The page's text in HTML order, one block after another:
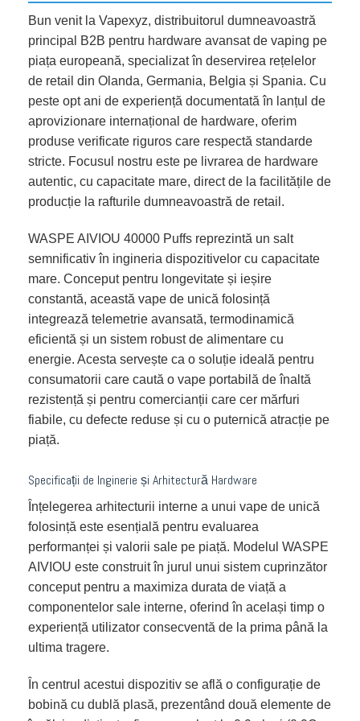
gust de pasiune de fruct,Vape-uri de unică folosință cu gust de piersică,
Vape-uri de unică folosință cu gust de ananas,Vape-uri de unică folosință
cu gust de zmeură,Vape reîncărcabile,Vape-uri de unică folosință cu gust
de Red Bull ,Vape de Unică Folosință cu Gust de Căpșuni,Magazin de Vape
By Puffs
, Vape-uri de unică folosință cu gust de pepene verde
Bun venit la Vapexyz, distribuitorul dumneavoastră
principal B2B pentru hardware avansat de vaping pe
piața europeană, specializat în deservirea rețelelor
de retail din Olanda, Germania, Belgia și Spania. Cu
peste opt ani de experiență documentată în lanțul de
aprovizionare internațional de hardware, oferim
produse verificate riguros care respectă standarde
stricte. Focusul nostru este pe livrarea de hardware
autentic, cu capacitate mare, direct de la facilitățile de
producție la rafturile dumneavoastră de retail.
WASPE AIVIOU 40000 Puffs reprezintă un salt
semnificativ în ingineria dispozitivelor cu capacitate
mare. Conceput pentru longevitate și ieșire
constantă, această vape de unică folosință
integrează telemetrie avansată, termodinamică
eficientă și un sistem robust de alimentare cu
energie. Acesta servește ca o soluție ideală pentru
consumatorii care caută o vape portabilă de înaltă
rezistență și pentru comercianții care cer mărfuri
fiabile, cu defecte reduse și cu o puternică atracție pe
piață.
Specificații de Inginerie și Arhitectură Hardware
Înțelegerea arhitecturii interne a unui vape de unică
folosință este esențială pentru evaluarea
performanței și valorii sale pe piață. Modelul WASPE
AIVIOU este construit în jurul unui sistem cuprinzător
conceput pentru a maximiza durata de viață a
componentelor sale interne, oferind în același timp o
experiență utilizator consecventă de la prima până la
ultima tragere.
În centrul acestui dispozitiv se află o configurație de
bobină cu dublă plasă, prezentând două elemente de